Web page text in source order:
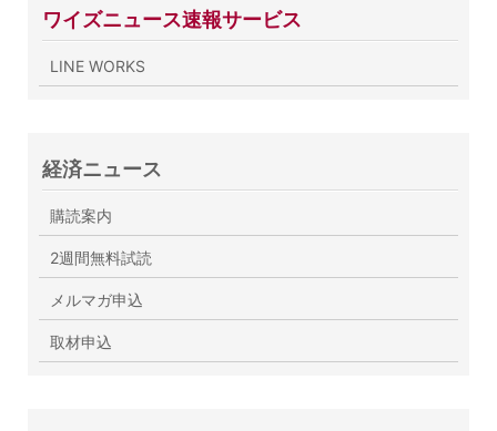
ワイズニュース速報サービス
LINE WORKS
経済ニュース
購読案内
2週間無料試読
メルマガ申込
取材申込